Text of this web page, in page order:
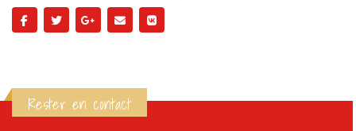
Rester en contact